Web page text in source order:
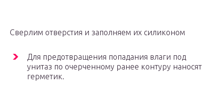
Сверлим отверстия и заполняем их силиконом
Для предотвращения попадания влаги под
унитаз по очерченному ранее контуру наносят
герметик.